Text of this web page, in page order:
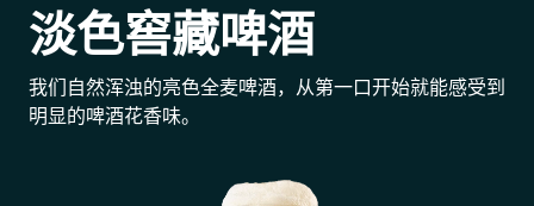
淡色窖藏啤酒
我们自然浑浊的亮色全麦啤酒，从第一口开始就能感受到
明显的啤酒花香味。